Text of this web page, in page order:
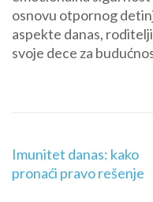
osnovu otpornog
aspekte danas,
svoje dece za
Кретање
чланка
Imunitet danas: kako
pronaći pravo rešenje